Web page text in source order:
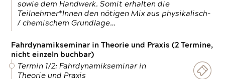
sowie dem Handwerk. Somit erhalten die
Teilnehmer*Innen den nötigen Mix aus physikalisch-
/ chemischem Grundlage…
Fahrdynamikseminar in Theorie und Praxis (2 Termine,
nicht einzeln buchbar)
Termin 1/2: Fahrdynamikseminar in
Theorie und Praxis